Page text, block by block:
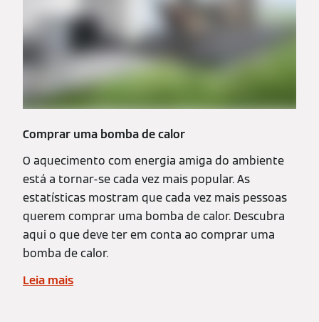
Comprar uma bomba de calor
O aquecimento com energia amiga do ambiente
está a tornar-se cada vez mais popular. As
estatísticas mostram que cada vez mais pessoas
querem comprar uma bomba de calor. Descubra
aqui o que deve ter em conta ao comprar uma
bomba de calor.
Leia mais